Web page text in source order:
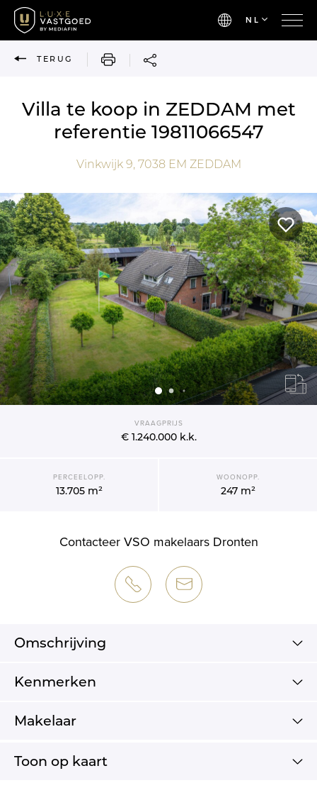
NL
TERUG AFDRUKKEN
Villa te koop in ZEDDAM met
referentie 19811066547
Vinkwijk 9, 7038 EM ZEDDAM
VRAAGPRIJS
€ 1.240.000k.k.
PERCEELOPP.
13.705 m²
WOONOPP.
247 m²
Contacteer VSO makelaars Dronten
Omschrijving
Kenmerken
Makelaar
Toon op kaart